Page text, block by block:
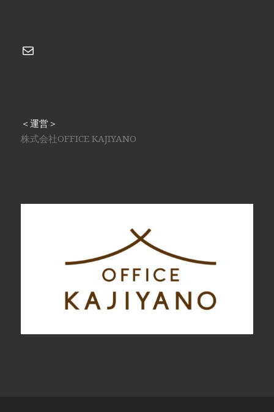
メール
＜運営＞
株式会社OFFICE KAJIYANO